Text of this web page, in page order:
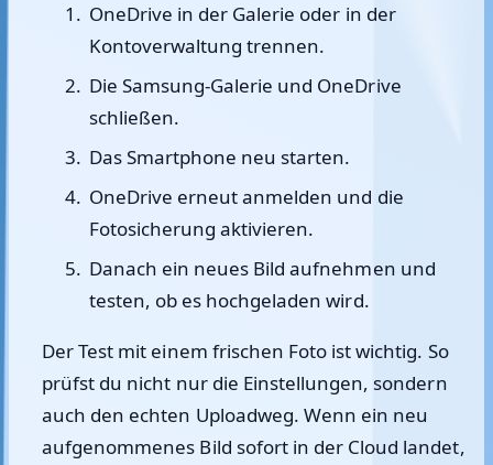
OneDrive in der Galerie oder in der
Kontoverwaltung trennen.
Die Samsung-Galerie und OneDrive
schließen.
Das Smartphone neu starten.
OneDrive erneut anmelden und die
Fotosicherung aktivieren.
Danach ein neues Bild aufnehmen und
testen, ob es hochgeladen wird.
Der Test mit einem frischen Foto ist wichtig. So
prüfst du nicht nur die Einstellungen, sondern
auch den echten Uploadweg. Wenn ein neu
aufgenommenes Bild sofort in der Cloud landet,